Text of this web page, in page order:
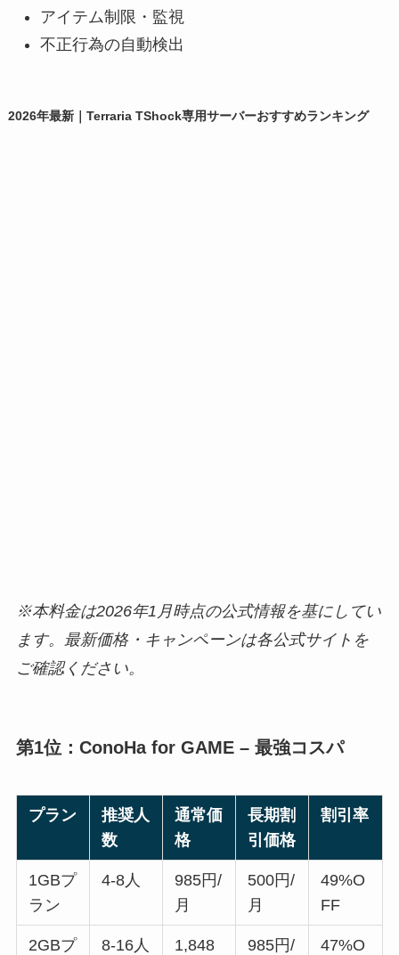
アイテム制限・監視
不正行為の自動検出
2026年最新｜Terraria TShock専用サーバーおすすめランキング
※本料金は2026年1月時点の公式情報を基にしてい
ます。最新価格・キャンペーンは各公式サイトを
ご確認ください。
第1位：ConoHa for GAME – 最強コスパ
プラン
推奨人
数
通常価
格
長期割
引価格
割引率
1GBプ
ラン
4-8人
985円/
月
500円/
月
49%O
FF
2GBプ
8-16人
1,848
985円/
47%O